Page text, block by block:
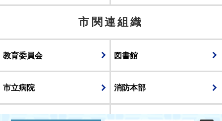
市関連組織
教育委員会 図書館
市立病院 消防本部